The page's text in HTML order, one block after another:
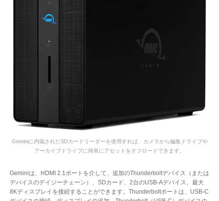
Geminiに内蔵されたSDカードリーダーを使用すれば、カメラから編集ドライブや
アーカイブドライブに簡単にアセットをオフロードできます。
Geminiは、HDMI 2.1ポートを介して、追加のThunderboltデバイス（または
デバイスのデイジーチェーン）、SDカード、2台のUSB-Aデバイス、最大
8Kディスプレイを接続することができます。Thunderboltポートは、USB-C